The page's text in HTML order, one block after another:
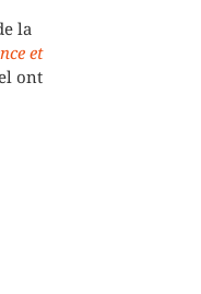
la
et
ont